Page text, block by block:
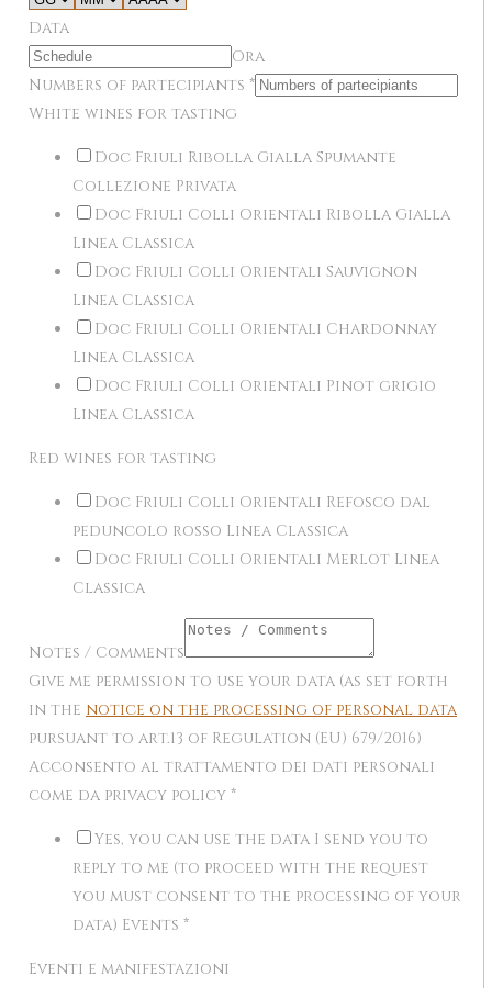
Data
Ora
Numbers of partecipiants *
White wines for tasting
Doc Friuli Ribolla Gialla Spumante
Collezione Privata
Doc Friuli Colli Orientali Ribolla Gialla
Linea Classica
Doc Friuli Colli Orientali Sauvignon
Linea Classica
Doc Friuli Colli Orientali Chardonnay
Linea Classica
Doc Friuli Colli Orientali Pinot grigio
Linea Classica
Red wines for tasting
Doc Friuli Colli Orientali Refosco dal
peduncolo rosso Linea Classica
Doc Friuli Colli Orientali Merlot Linea
Classica
Notes / Comments
Give me permission to use your data (as set forth
in the notice on the processing of personal data
pursuant to art.13 of Regulation (EU) 679/2016)
Acconsento al trattamento dei dati personali
come da privacy policy *
Yes, you can use the data I send you to
reply to me (to proceed with the request
you must consent to the processing of your
data) Events *
Eventi e manifestazioni